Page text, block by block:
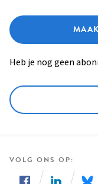
Heb je nog geen
VOLG ONS OP